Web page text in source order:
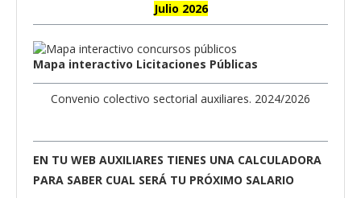
Julio 2026
Mapa interactivo Licitaciones Públicas
Convenio colectivo sectorial auxiliares. 2024/2026
EN TU WEB AUXILIARES TIENES UNA CALCULADORA
PARA SABER CUAL SERÁ TU PRÓXIMO SALARIO